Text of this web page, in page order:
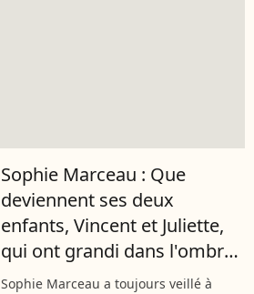
Sophie Marceau : Que
deviennent ses deux
enfants, Vincent et Juliette,
qui ont grandi dans l'ombre
?
Sophie Marceau a toujours veillé à